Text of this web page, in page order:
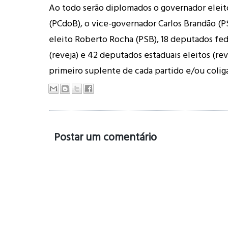
Ao todo serão diplomados o governador
(PCdoB), o vice-governador Carlos Brandão
eleito Roberto Rocha (PSB), 18 deputados
(reveja) e 42 deputados estaduais eleitos (
primeiro suplente de cada partido e/ou
Postar um comentário